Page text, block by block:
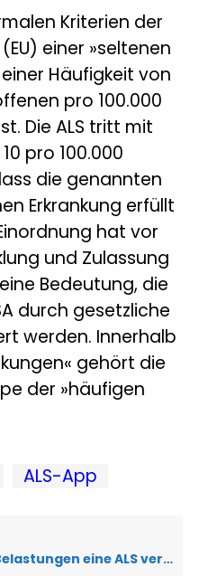
Kriterien der
einer »seltenen
Häufigkeit von
pro 100.000
Die ALS tritt mit
pro 100.000
die genannten
Erkrankung erfüllt
hat vor
und Zulassung
Bedeutung, die
durch gesetzliche
werden. Innerhalb
gehört die
der »häufigen
ALS-App
eine ALS verursachen?